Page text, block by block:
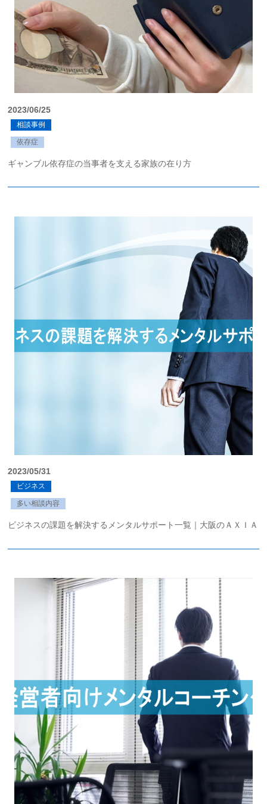
2023/06/25
相談事例
依存症
ギャンブル依存症の当事者を支える家族の在り方
2023/05/31
ビジネス
多い相談内容
ビジネスの課題を解決するメンタルサポート一覧｜大阪のＡＸＩＡ